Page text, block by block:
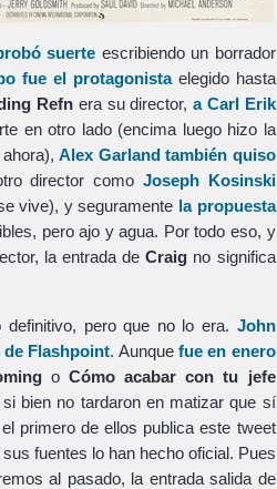
suerte escribiendo un borrador
fue el protagonistaelegido hasta
Refn era su director,a Carl Erik
en otro lado (encima luego hizo la
ahora),Alex Garlandtambién quiso
director como Joseph Kosinski
vive), y seguramente la propuesta
pero ajo y agua. Por todo eso, y
la entrada deCraig no significa
pero que no lo era. John
Flashpoint. Aunque fue en enero
o Cómo acabar con tu jefe
bien no tardaron en matizar que sí
primero de ellos publica este tweet
fuentes lo han hecho oficial. Pues
al pasado, la entrada salida de